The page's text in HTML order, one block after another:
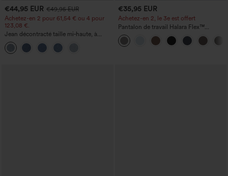
€44,95 EUR €49,95 EUR
Achetez-en 2 pour 61,54 € ou 4 pour
123,08 €.
Jean décontracté taille mi‑haute, à
cordon de serrage, avec poches
€35,95 EUR
Achetez-en 2, le 3e est offert
Pantalon de travail Halara Flex™
DayStretch à taille haute, avec poches et
coupe droite